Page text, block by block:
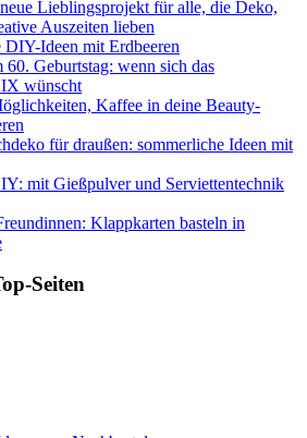
Lieblingsprojekt für alle, die Deko,
Auszeiten lieben
Ideen mit Erdbeeren
60. Geburtstag: wenn sich das
wünscht
Kaffee in deine Beauty-
für draußen: sommerliche Ideen mit
mit Gießpulver und Serviettentechnik
Klappkarten basteln in
Seiten